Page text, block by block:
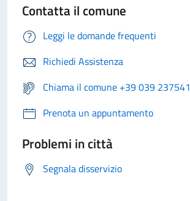
Contatta il comune
Leggi le domande frequenti
Richiedi Assistenza
Chiama il comune +39 039 237541
Prenota un appuntamento
Problemi in città
Segnala disservizio